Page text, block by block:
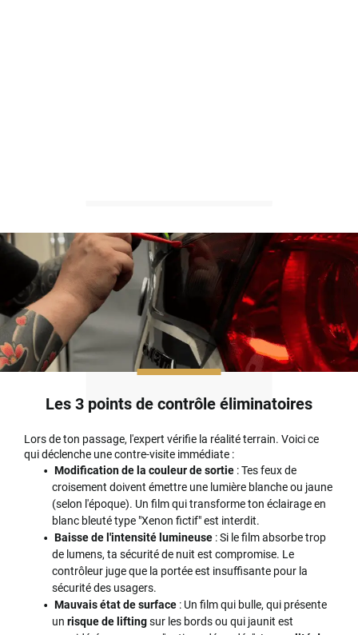
Les 3 points de contrôle éliminatoires
Lors de ton passage, l'expert vérifie la réalité terrain. Voici ce
qui déclenche une contre-visite immédiate :
Modification de la couleur de sortie : Tes feux de
croisement doivent émettre une lumière blanche ou jaune
(selon l'époque). Un film qui transforme ton éclairage en
blanc bleuté type "Xenon fictif" est interdit.
Baisse de l'intensité lumineuse : Si le film absorbe trop
de lumens, ta sécurité de nuit est compromise. Le
contrôleur juge que la portée est insuffisante pour la
sécurité des usagers.
Mauvais état de surface : Un film qui bulle, qui présente
unrisque de liftingsur les bords ou qui jaunit est